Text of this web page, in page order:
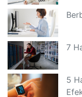
7
5